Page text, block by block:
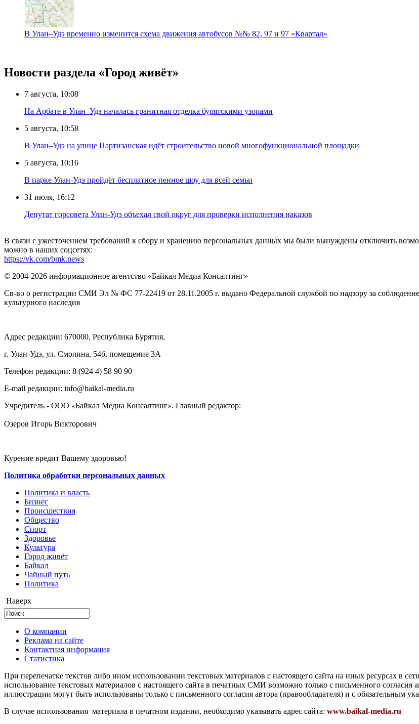
В Улан–Удэ временно изменится схема движения автобусов №№ 82, 97 и 97 «Квартал»
Новости раздела «Город живёт»
7 августа, 10:08
На Арбате в Улан–Удэ началась гранитная отделка бурятскими узорами
5 августа, 10:58
В Улан–Удэ на улице Партизанская идёт строительство новой многофункциональной площадки
5 августа, 10:16
В парке Улан-Удэ пройдёт бесплатное пенное шоу для всей семьи
31 июля, 16:12
Депутат горсовета Улан-Удэ объехал свой округ для проверки исполнения наказов
В связи с ужесточением требований к сбору и хранению персональных данных мы были вынуждены отключить
можно в наших соцсетях:
https://vk.com/bmk.news
© 2004-2026 информационное агентство «Байкал Медиа Консалтинг»
Св-во о регистрации СМИ Эл № ФС 77-22419 от 28.11.2005 г. выдано Федеральной службой по надзору за
культурного наследия
Адрес редакции: 670000, Республика Бурятия,
г. Улан-Удэ, ул. Смолина, 54б, помещение 3А
Телефон редакции: ‎‎8 (924 4) 58 90 90
E-mail редакции: info@baikal-media.ru
Учредитель - ООО «Байкал Медиа Консалтинг». Главный редактор:
Озеров Игорь Викторович
Курение вредит Вашему здоровью!
Политика обработки персональных данных
Политика и власть
Бизнес
Происшествия
Общество
Cпорт
Здоровье
Культура
Город живёт
Байкал
Чайный путь
Политика
Наверх
О компании
Реклама на сайте
Контактная информация
Статистика
При перепечатке текстов либо ином использовании текстовых материалов с настоящего сайта на иных ресурсах в
использование текстовых материалов с настоящего сайта в печатных СМИ возможно только с письменного
иллюстрации могут быть использованы только с письменного согласия автора (правообладателя) и с обязательным
В случае использования материала в печатном издании, необходимо указывать адрес сайта: www.baikal-media.ru